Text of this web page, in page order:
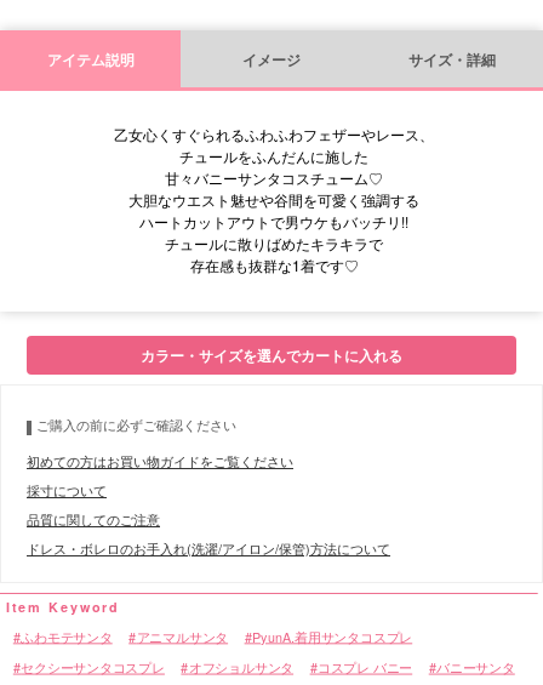
アイテム説明 イメージ サイズ・詳細
乙女心くすぐられるふわふわフェザーやレース、
チュールをふんだんに施した
甘々バニーサンタコスチューム♡
大胆なウエスト魅せや谷間を可愛く強調する
ハートカットアウトで男ウケもバッチリ!!
チュールに散りばめたキラキラで
存在感も抜群な1着です♡
■サイズ表
カラー・サイズを選んでカートに入れる
ご購入の前に必ずご確認ください
初めての方はお買い物ガイドをご覧ください
採寸について
品質に関してのご注意
ドレス・ボレロのお手入れ(洗濯/アイロン/保管)方法について
ふわモテサンタ アニマルサンタ PyunA.着用サンタコスプレ
セクシーサンタコスプレ オフショルサンタ コスプレ バニー バニーサンタ